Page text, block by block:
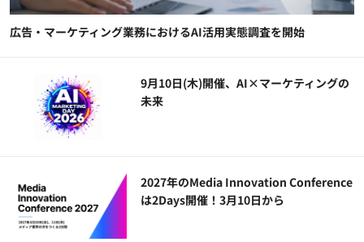
広告・マーケティング業務におけるAI活用実態調査を開始
9月10日(木)開催、AI×マーケティングの
未来
2027年のMedia Innovation Conference
は2Days開催！3月10日から